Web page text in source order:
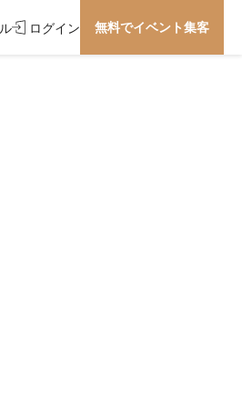
ログイン 無料でイベント集客